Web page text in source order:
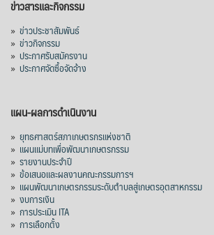
ข่าวสารและกิจกรรม
» ข่าวประชาสัมพันธ์
» ข่าวกิจกรรม
» ประกาศรับสมัครงาน
» ประกาศจัดซื้อจัดจ้าง
แผน-ผลการดำเนินงาน
» ยุทธศาสตร์สภาเกษตรกรแห่งชาติ
» แผนแม่บทเพื่อพัฒนาเกษตรกรรม
» รายงานประจำปี
» ข้อเสนอและผลงานคณะกรรมการฯ
» แผนพัฒนาเกษตรกรรมระดับตำบลสู่เกษตรอุตสาหกรรม
» งบการเงิน
» การประเมิน ITA
» การเลือกตั้ง